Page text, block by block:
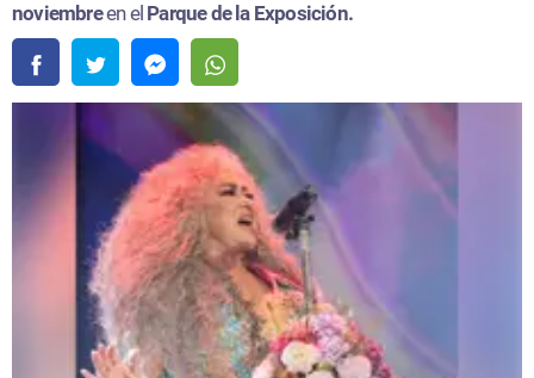
noviembreen el Parque de la Exposición.